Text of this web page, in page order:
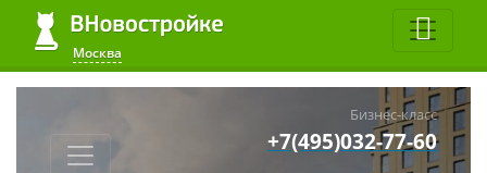
Москва
Бизнес-класс
+7(495)032-77-60